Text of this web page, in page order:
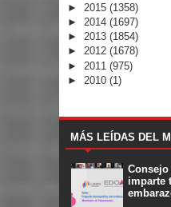
► 2015 (1358)
► 2014 (1697)
► 2013 (1854)
► 2012 (1678)
► 2011 (975)
► 2010 (1)
MÁS LEÍDAS DEL
imparte